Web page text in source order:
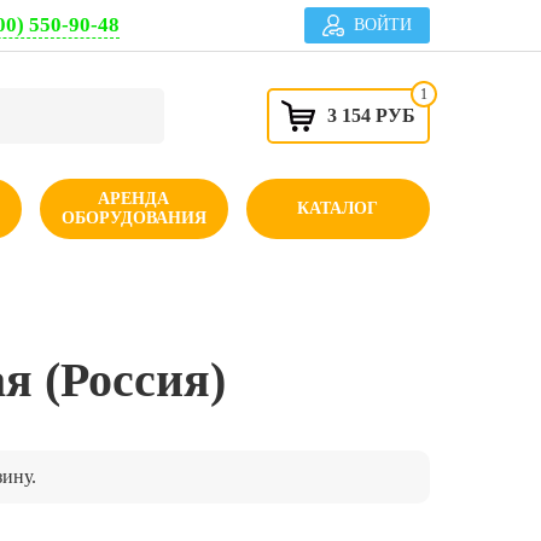
550-90-48 ВОЙТИ
1
3 154 РУБ
АРЕНДА
ОБОРУДОВАНИЯ
КАТАЛОГ
(Россия)